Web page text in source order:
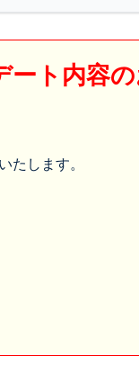
ート内容
します。